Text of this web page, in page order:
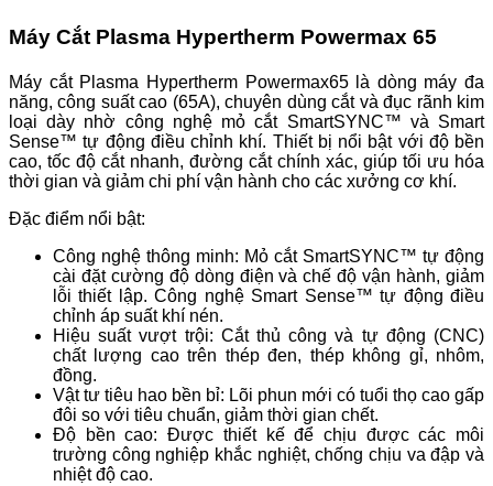
Máy Cắt Plasma Hypertherm Powermax 65
Máy cắt Plasma Hypertherm Powermax65 là dòng máy đa
năng, công suất cao (65A), chuyên dùng cắt và đục rãnh kim
loại dày nhờ công nghệ mỏ cắt SmartSYNC™ và Smart
Sense™ tự động điều chỉnh khí. Thiết bị nổi bật với độ bền
cao, tốc độ cắt nhanh, đường cắt chính xác, giúp tối ưu hóa
thời gian và giảm chi phí vận hành cho các xưởng cơ khí.
Đặc điểm nổi bật:
Công nghệ thông minh: Mỏ cắt SmartSYNC™ tự động
cài đặt cường độ dòng điện và chế độ vận hành, giảm
lỗi thiết lập. Công nghệ Smart Sense™ tự động điều
chỉnh áp suất khí nén.
Hiệu suất vượt trội: Cắt thủ công và tự động (CNC)
chất lượng cao trên thép đen, thép không gỉ, nhôm,
đồng.
Vật tư tiêu hao bền bỉ: Lõi phun mới có tuổi thọ cao gấp
đôi so với tiêu chuẩn, giảm thời gian chết.
Độ bền cao: Được thiết kế để chịu được các môi
trường công nghiệp khắc nghiệt, chống chịu va đập và
nhiệt độ cao.